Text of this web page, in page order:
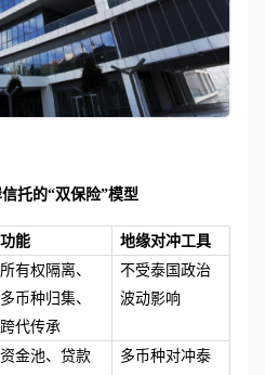
托的“双保险”模型
功能
地缘对冲工具
所有权隔离、
多币种归集、
跨代传承
不受泰国政治
波动影响
资金池、贷款
多币种对冲泰